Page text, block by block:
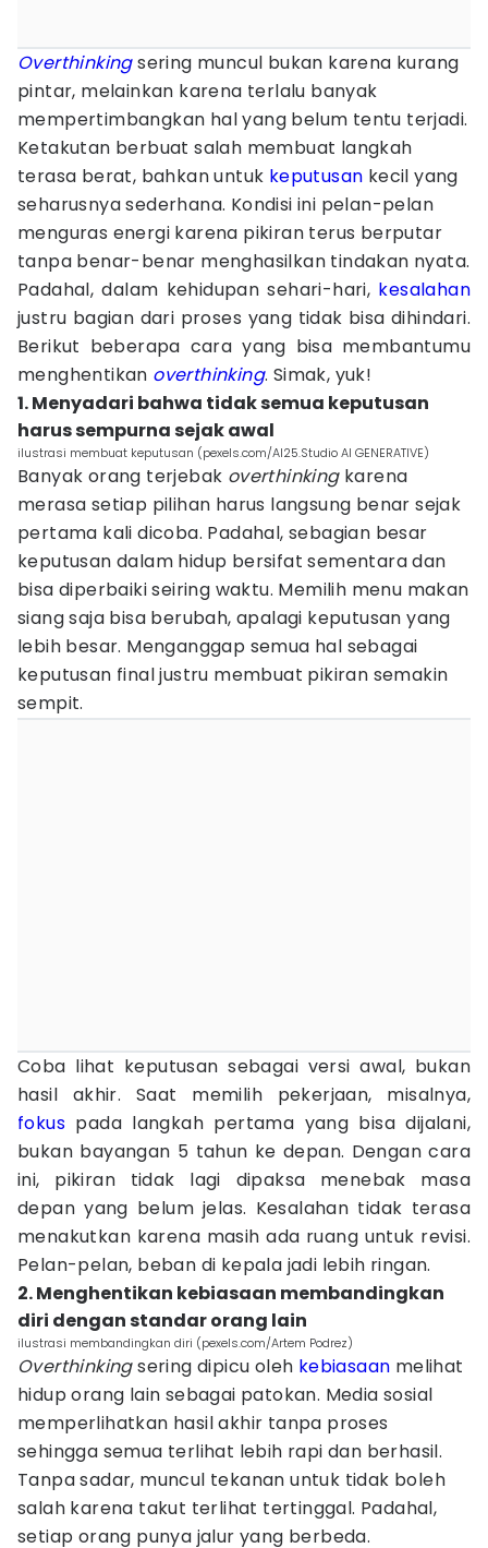
Overthinkingsering muncul bukan karena kurang
pintar, melainkan karena terlalu banyak
mempertimbangkan hal yang belum tentu terjadi.
Ketakutan berbuat salah membuat langkah
terasa berat, bahkan untuk keputusan kecil yang
seharusnya sederhana. Kondisi ini pelan-pelan
menguras energi karena pikiran terus berputar
tanpa benar-benar menghasilkan tindakan nyata.
Padahal, dalam kehidupan sehari-hari, kesalahan
justru bagian dari proses yang tidak bisa dihindari.
Berikut beberapa cara yang bisa membantumu
menghentikan overthinking. Simak, yuk!
1. Menyadari bahwa tidak semua keputusan
harus sempurna sejak awal
ilustrasi membuat keputusan (pexels.com/AI25.Studio AI GENERATIVE)
Banyak orang terjebak overthinkingkarena
merasa setiap pilihan harus langsung benar sejak
pertama kali dicoba. Padahal, sebagian besar
keputusan dalam hidup bersifat sementara dan
bisa diperbaiki seiring waktu. Memilih menu makan
siang saja bisa berubah, apalagi keputusan yang
lebih besar. Menganggap semua hal sebagai
keputusan final justru membuat pikiran semakin
sempit.
Coba lihat keputusan sebagai versi awal, bukan
hasil akhir. Saat memilih pekerjaan, misalnya,
fokus pada langkah pertama yang bisa dijalani,
bukan bayangan 5 tahun ke depan. Dengan cara
ini, pikiran tidak lagi dipaksa menebak masa
depan yang belum jelas. Kesalahan tidak terasa
menakutkan karena masih ada ruang untuk revisi.
Pelan-pelan, beban di kepala jadi lebih ringan.
2. Menghentikan kebiasaan membandingkan
diri dengan standar orang lain
ilustrasi membandingkan diri (pexels.com/Artem Podrez)
Overthinkingsering dipicu oleh kebiasaan melihat
hidup orang lain sebagai patokan. Media sosial
memperlihatkan hasil akhir tanpa proses
sehingga semua terlihat lebih rapi dan berhasil.
Tanpa sadar, muncul tekanan untuk tidak boleh
salah karena takut terlihat tertinggal. Padahal,
setiap orang punya jalur yang berbeda.